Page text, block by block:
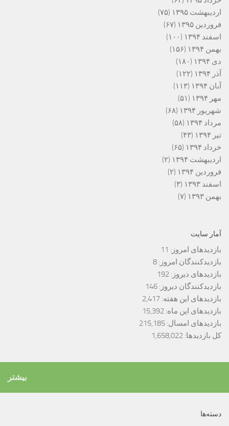
اردیبهشت ۱۳۹۵
(۷۵)
فروردین ۱۳۹۵
(۶۷)
اسفند ۱۳۹۴
(۱۰۰)
بهمن ۱۳۹۴
(۱۵۶)
دی ۱۳۹۴
(۱۸۰)
آذر ۱۳۹۴
(۱۲۲)
آبان ۱۳۹۴
(۱۱۳)
مهر ۱۳۹۴
(۵۱)
شهریور ۱۳۹۴
(۶۸)
مرداد ۱۳۹۴
(۵۸)
تیر ۱۳۹۴
(۴۳)
خرداد ۱۳۹۴
(۶۵)
اردیبهشت ۱۳۹۴
(۲)
فروردین ۱۳۹۴
(۲)
اسفند ۱۳۹۳
(۳)
بهمن ۱۳۹۳
(۷)
آمار سایت
بازدیدهای امروز: 11
بازدیدکنندگان امروز: 8
بازدیدهای دیروز: 192
بازدیدکنندگان دیروز: 146
بازدیدهای این هفته: 2,417
بازدیدهای این ماه: 15,392
بازدیدهای امسال: 215,185
کل بازدیدها: 1,658,022
بیشتر
دسته‌ها